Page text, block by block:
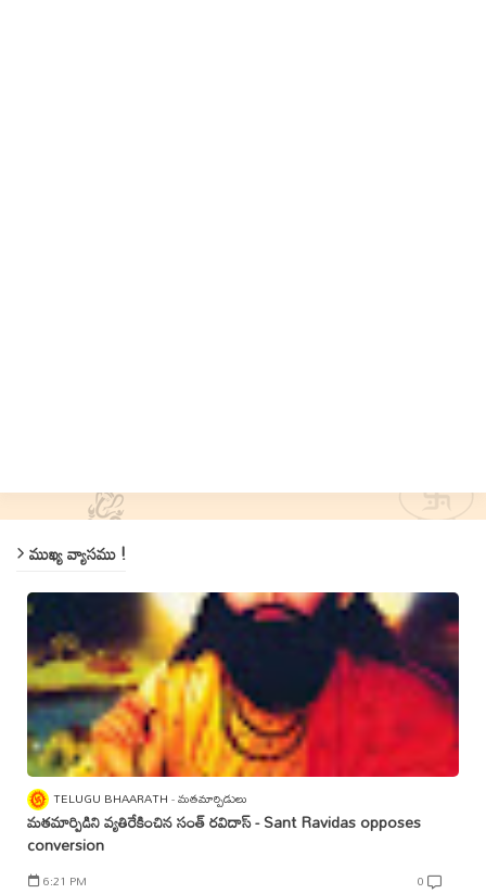
ముఖ్య వ్యాసము !
TELUGU BHAARATH మతమార్పిడులు
మతమార్పిడిని వ్యతిరేకించిన సంత్‌ రవిదాస్‌ - Sant Ravidas opposes
conversion
6:21 PM 0